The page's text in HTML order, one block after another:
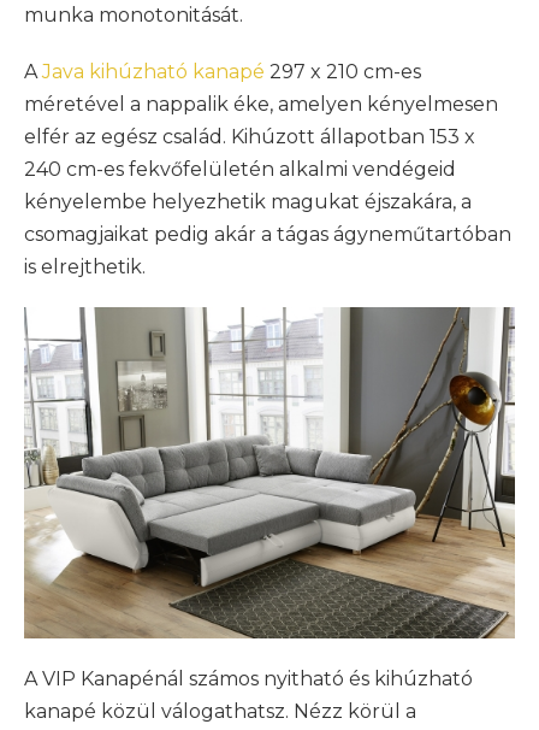
munka monotonitását.
AJava kihúzható kanapé 297 x 210 cm-es
méretével a nappalik éke, amelyen kényelmesen
elfér az egész család. Kihúzott állapotban 153 x
240 cm-es fekvőfelületén alkalmi vendégeid
kényelembe helyezhetik magukat éjszakára, a
csomagjaikat pedig akár a tágas ágyneműtartóban
is elrejthetik.
A VIP Kanapénál számos nyitható és kihúzható
kanapé közül válogathatsz. Nézz körül a